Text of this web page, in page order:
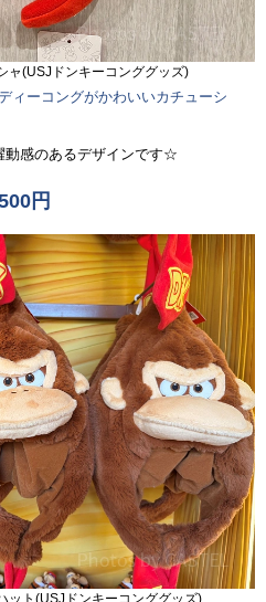
ャ(USJドンキーコンググッズ)
ィーコングがかわいいカチューシ
動感のあるデザインです☆
円
ット(USJドンキーコンググッズ)